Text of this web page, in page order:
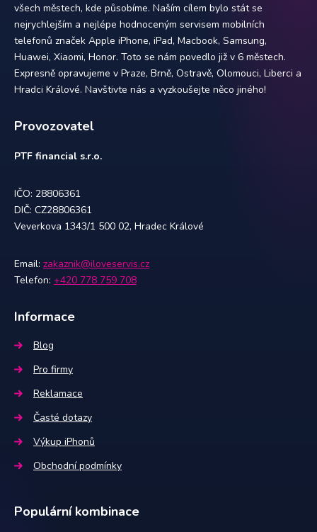
všech městech, kde působíme. Naším cílem bylo stát se
nejrychlejším a nejlépe hodnoceným servisem mobilních
telefonů značek Apple iPhone, iPad, Macbook, Samsung,
Huawei, Xiaomi, Honor. Toto se nám povedlo již v 6 městech.
Expresně opravujeme v Praze, Brně, Ostravě, Olomouci, Liberci a
Hradci Králové. Navštivte nás a vyzkoušejte něco jiného!
Provozovatel
PTF financial s.r.o.
IČO: 28806361
DIČ: CZ28806361
Veverkova 1343/1 500 02, Hradec Králové
Email: zakaznik@iloveservis.cz
Telefon: +420 778 759 708
Informace
Blog
Pro firmy
Reklamace
Časté dotazy
Výkup iPhonů
Obchodní podmínky
Populární kombinace